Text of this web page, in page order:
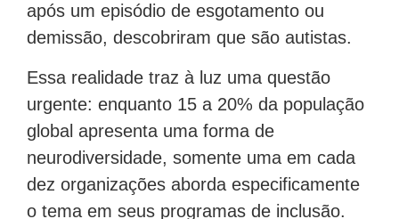
após um episódio de esgotamento ou
demissão, descobriram que são autistas.
Essa realidade traz à luz uma questão
urgente: enquanto 15 a 20% da população
global apresenta uma forma de
neurodiversidade, somente uma em cada
dez organizações aborda especificamente
o tema em seus programas de inclusão.